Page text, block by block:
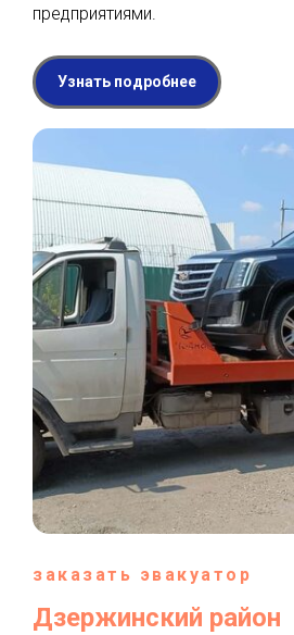
предприятиями.
Узнать подробнее
заказать эвакуатор
Дзержинский район